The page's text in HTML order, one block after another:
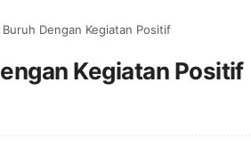
Dengan Kegiatan Positif
Kegiatan Positif